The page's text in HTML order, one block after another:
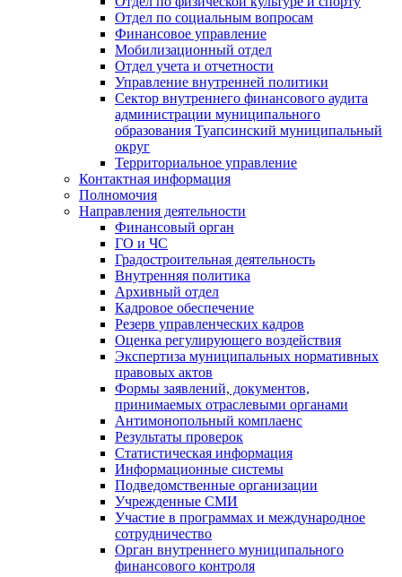
Отдел по социальным вопросам
Финансовое управление
Мобилизационный отдел
Отдел учета и отчетности
Управление внутренней политики
Сектор внутреннего финансового аудита
администрации муниципального
образования Туапсинский муниципальный
округ
Территориальное управление
Контактная информация
Полномочия
Направления деятельности
Финансовый орган
ГО и ЧС
Градостроительная деятельность
Внутренняя политика
Архивный отдел
Кадровое обеспечение
Резерв управленческих кадров
Оценка регулирующего воздействия
Экспертиза муниципальных нормативных
правовых актов
Формы заявлений, документов,
принимаемых отраслевыми органами
Антимонопольный комплаенс
Результаты проверок
Статистическая информация
Информационные системы
Подведомственные организации
Учрежденные СМИ
Участие в программах и международное
сотрудничество
Орган внутреннего муниципального
финансового контроля